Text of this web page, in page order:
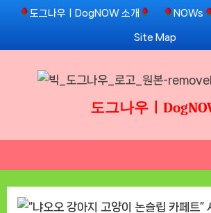
Skip
content
도그나우ㅣDogNOW 소개 NOWs
Site Map
도그나우ㅣ